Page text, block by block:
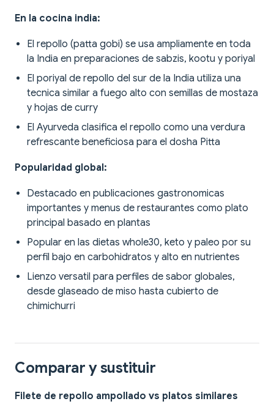
En la cocina india:
El repollo (patta gobi) se usa ampliamente en toda
la India en preparaciones de sabzis, kootu y poriyal
El poriyal de repollo del sur de la India utiliza una
tecnica similar a fuego alto con semillas de mostaza
y hojas de curry
El Ayurveda clasifica el repollo como una verdura
refrescante beneficiosa para el dosha Pitta
Popularidad global:
Destacado en publicaciones gastronomicas
importantes y menus de restaurantes como plato
principal basado en plantas
Popular en las dietas whole30, keto y paleo por su
perfil bajo en carbohidratos y alto en nutrientes
Lienzo versatil para perfiles de sabor globales,
desde glaseado de miso hasta cubierto de
chimichurri
Comparar y sustituir
Filete de repollo ampollado vs platos similares